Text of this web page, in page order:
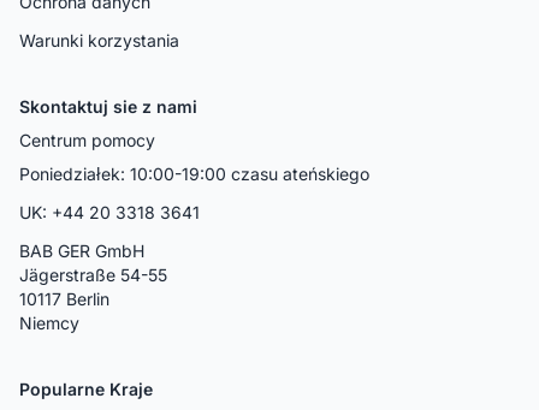
Warunki korzystania
Skontaktuj sie z nami
Centrum pomocy
Poniedziałek: 10:00-19:00 czasu ateńskiego
UK: +44 20 3318 3641
BAB GER GmbH
Jägerstraße 54-55
10117 Berlin
Niemcy
Popularne Kraje